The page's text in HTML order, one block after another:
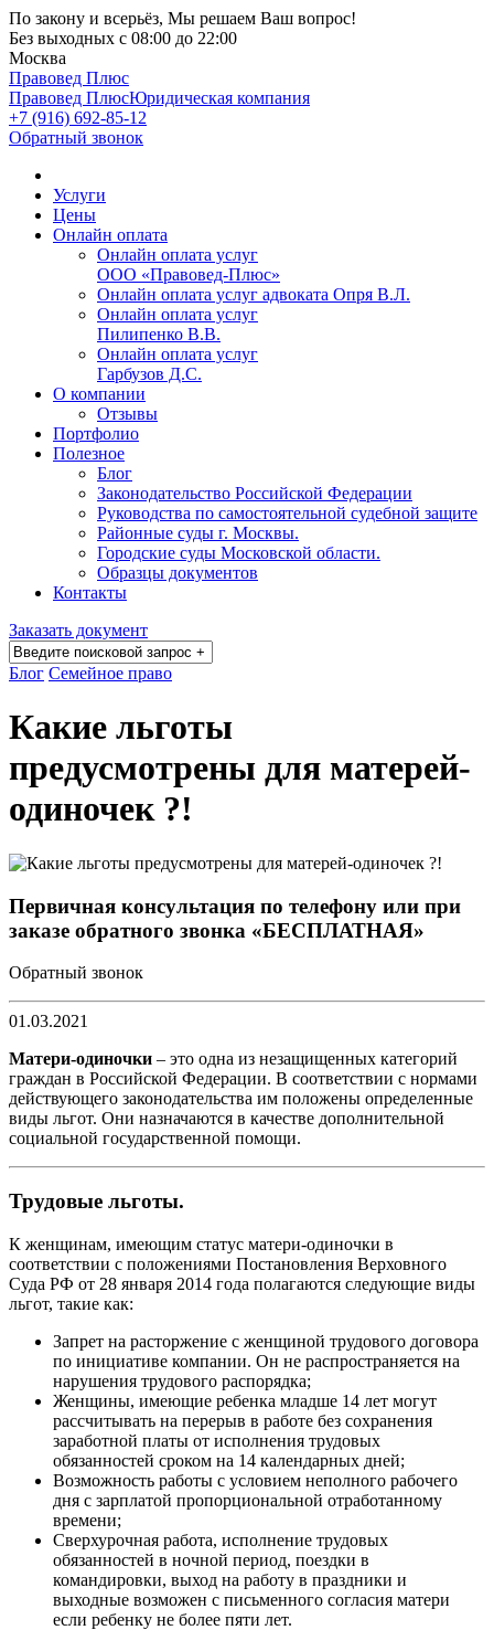
По закону и всерьёз, Мы решаем Ваш вопрос!
Без выходных с 08:00 до 22:00
Москва
Правовед Плюс
Правовед ПлюсЮридическая компания
+7 (916) 692-85-12
Обратный звонок
Услуги
Цены
Онлайн оплата
Онлайн оплата услуг
ООО «Правовед-Плюс»
Онлайн оплата услуг адвоката Опря В.Л.
Онлайн оплата услуг
Пилипенко В.В.
Онлайн оплата услуг
Гарбузов Д.С.
О компании
Отзывы
Портфолио
Полезное
Блог
Законодательство Российской Федерации
Руководства по самостоятельной судебной защите
Районные суды г. Москвы.
Городские суды Московской области.
Образцы документов
Контакты
Заказать документ
Блог Семейное право
Какие льготы
предусмотрены для матерей-
одиночек ?!
Первичная консультация по телефону или при
заказе обратного звонка «БЕСПЛАТНАЯ»
Обратный звонок
01.03.2021
Матери-одиночки – это одна из незащищенных категорий
граждан в Российской Федерации. В соответствии с нормами
действующего законодательства им положены определенные
виды льгот. Они назначаются в качестве дополнительной
социальной государственной помощи.
Трудовые льготы.
К женщинам, имеющим статус матери-одиночки в
соответствии с положениями Постановления Верховного
Суда РФ от 28 января 2014 года полагаются следующие виды
льгот, такие как:
Запрет на расторжение с женщиной трудового договора
по инициативе компании. Он не распространяется на
нарушения трудового распорядка;
Женщины, имеющие ребенка младше 14 лет могут
рассчитывать на перерыв в работе без сохранения
заработной платы от исполнения трудовых
обязанностей сроком на 14 календарных дней;
Возможность работы с условием неполного рабочего
дня с зарплатой пропорциональной отработанному
времени;
Сверхурочная работа, исполнение трудовых
обязанностей в ночной период, поездки в
командировки, выход на работу в праздники и
выходные возможен с письменного согласия матери
если ребенку не более пяти лет.